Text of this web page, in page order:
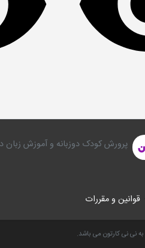
پرورش کودک دوزبانه و آموزش زبان
قوانین و مقررات
نی نی کارتون می باشد.